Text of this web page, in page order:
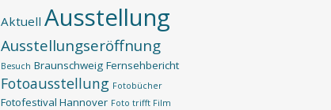
Aktuell Ausstellung
Ausstellungseröffnung
Besuch Braunschweig Fernsehbericht
Fotoausstellung Fotobücher
Fotofestival Hannover Foto trifft Film